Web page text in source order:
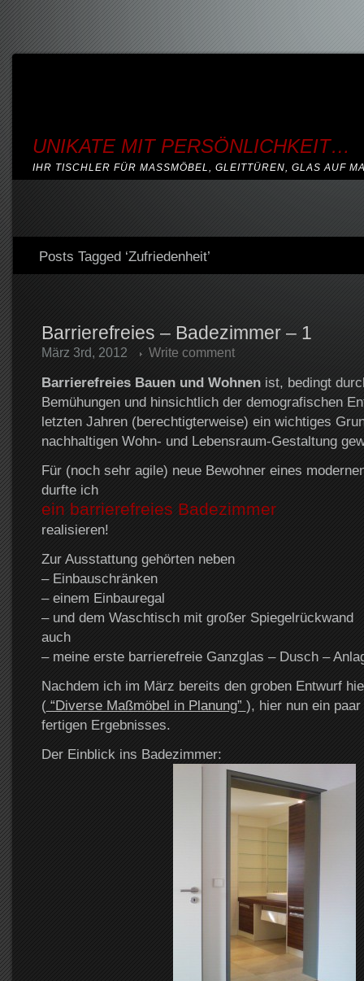
UNIKATE MIT PERSÖNLICHKEIT…
IHR TISCHLER FÜR MASSMÖBEL, GLEITTÜREN, GLAS AUF
Posts Tagged ‘Zufriedenheit’
Barrierefreies – Badezimmer – 1
März 3rd, 2012 Write comment
Barrierefreies Bauen und Wohnenist, bedingt
Bemühungen und hinsichtlich der demografischen
letzten Jahren (berechtigterweise) ein wichtiges
nachhaltigen Wohn- und Lebensraum-Gestaltung
Für (noch sehr agile) neue Bewohner eines
durfte ich
ein barrierefreies Badezimmer
realisieren!
Zur Ausstattung gehörten neben
– Einbauschränken
– einem Einbauregal
– und dem Waschtisch mit großer Spiegelrückwand
auch
– meine erste barrierefreie Ganzglas – Dusch –
Nachdem ich im März bereits den groben Entwurf
(“Diverse Maßmöbel in Planung” ), hier nun ein
fertigen Ergebnisses.
Der Einblick ins Badezimmer: